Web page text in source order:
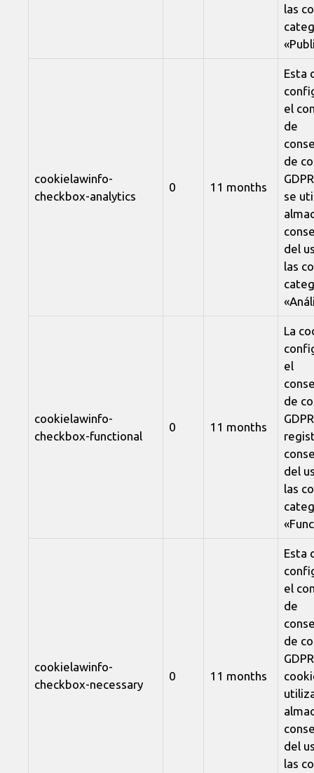
las
cookielawinfo-
checkbox-analytics
0 11 months
Esta
el
de
de
se
del
las
cookielawinfo-
checkbox-functional
0 11 months
La
el
de
del
las
cookielawinfo-
checkbox-necessary
0 11 months
Esta
el
de
de
del
las